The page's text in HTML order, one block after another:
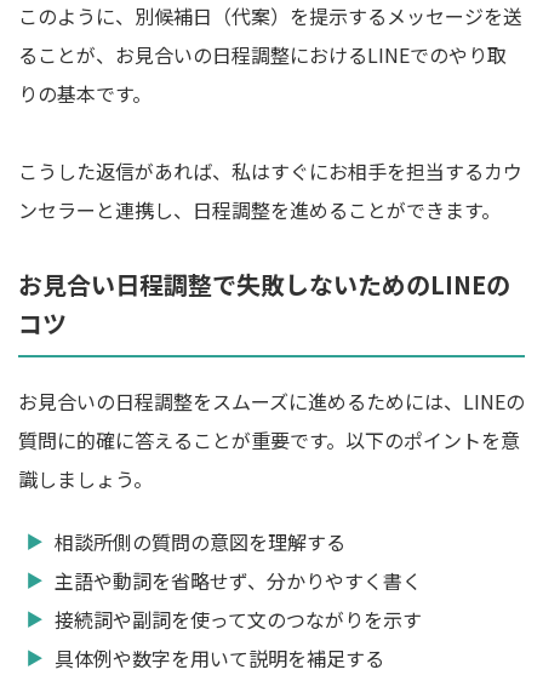
このように、別候補日（代案）を提示するメッセージを送
ることが、お見合いの日程調整におけるLINEでのやり取
りの基本です。
こうした返信があれば、私はすぐにお相手を担当するカウ
ンセラーと連携し、日程調整を進めることができます。
お見合い日程調整で失敗しないためのLINEの
コツ
お見合いの日程調整をスムーズに進めるためには、LINEの
質問に的確に答えることが重要です。以下のポイントを意
識しましょう。
相談所側の質問の意図を理解する
主語や動詞を省略せず、分かりやすく書く
接続詞や副詞を使って文のつながりを示す
具体例や数字を用いて説明を補足する